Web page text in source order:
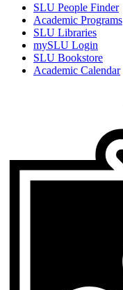
SLU People Finder
Academic Programs
SLU Libraries
mySLU Login
SLU Bookstore
Academic Calendar